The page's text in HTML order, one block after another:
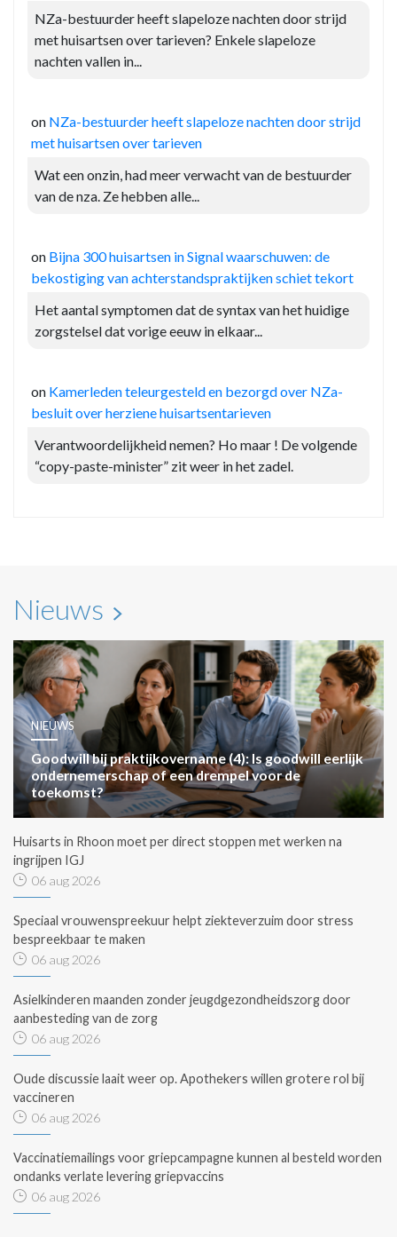
NZa-bestuurder heeft slapeloze nachten door strijd
met huisartsen over tarieven? Enkele slapeloze
nachten vallen in...
on NZa-bestuurder heeft slapeloze nachten door strijd
met huisartsen over tarieven
Wat een onzin, had meer verwacht van de bestuurder
van de nza. Ze hebben alle...
on Bijna 300 huisartsen in Signal waarschuwen: de
bekostiging van achterstandspraktijken schiet tekort
Het aantal symptomen dat de syntax van het huidige
zorgstelsel dat vorige eeuw in elkaar...
on Kamerleden teleurgesteld en bezorgd over NZa-
besluit over herziene huisartsentarieven
Verantwoordelijkheid nemen? Ho maar ! De volgende
“copy-paste-minister” zit weer in het zadel.
Nieuws
NIEUWS
Goodwill bij praktijkovername (4): Is goodwill eerlijk
ondernemerschap of een drempel voor de
toekomst?
Huisarts in Rhoon moet per direct stoppen met werken na
ingrijpen IGJ
06 aug 2026
Speciaal vrouwenspreekuur helpt ziekteverzuim door stress
bespreekbaar te maken
06 aug 2026
Asielkinderen maanden zonder jeugdgezondheidszorg door
aanbesteding van de zorg
06 aug 2026
Oude discussie laait weer op. Apothekers willen grotere rol bij
vaccineren
06 aug 2026
Vaccinatiemailings voor griepcampagne kunnen al besteld worden
ondanks verlate levering griepvaccins
06 aug 2026